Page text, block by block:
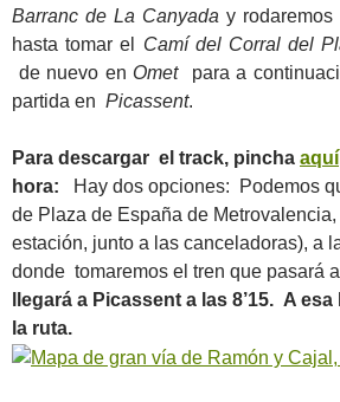
Barranc de La Canyada y
hasta tomar el Camí del Corral del
de nuevo en Ometpara a
partida en Picassent.
Para descargar el track, pincha aquí
hora: Hay dos opciones: Podemos
de Plaza de España de
estación, junto a las canceladoras), a
donde tomaremos el tren que pasará
llegará a Picassent a las 8’15. A
la ruta.